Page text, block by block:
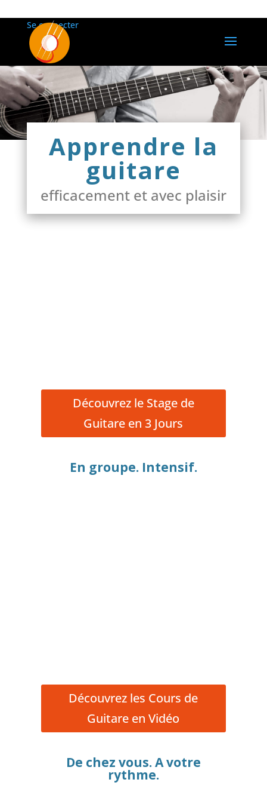
Se connecter
Apprendre la
guitare
efficacement et avec plaisir
Découvrez le Stage de
Guitare en 3 Jours
En groupe. Intensif.
Découvrez les Cours de
Guitare en Vidéo
De chez vous. A votre
rythme.